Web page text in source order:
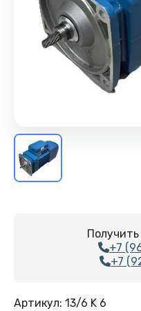
+7
+7
Артикул: 13/6 K 6